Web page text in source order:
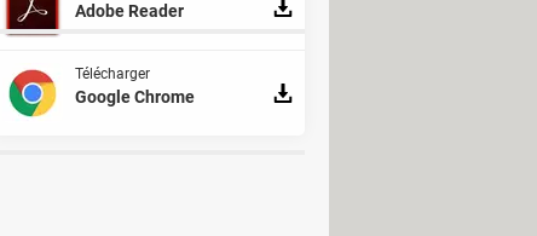
Adobe Reader
Télécharger
Google Chrome